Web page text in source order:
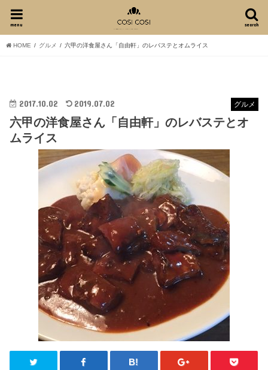
search
menu
HOME グルメ 六甲の洋食屋さん「自由軒」のレバステとオムライス
グルメ
2017.10.02 2019.07.02
六甲の洋食屋さん「自由軒」のレバステとオ
ムライス